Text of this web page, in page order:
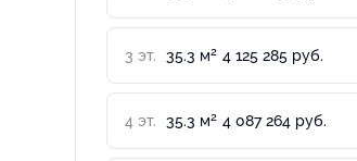
3 эт. 35.3 м2 4 125 285 руб.
4 эт. 35.3 м2 4 087 264 руб.